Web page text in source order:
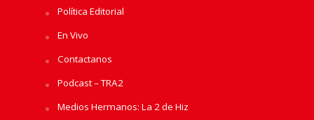
Política Editorial
En Vivo
Contactanos
Podcast – TRA2
Medios Hermanos: La 2 de Hiz